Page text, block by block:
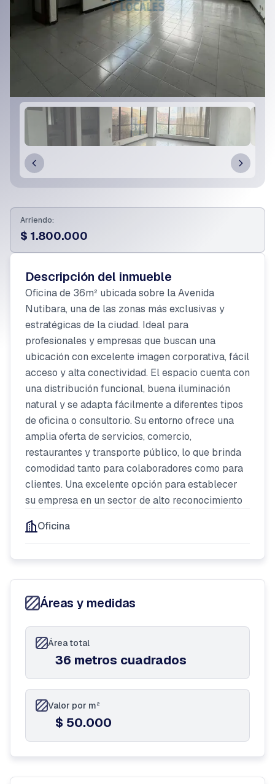
Arriendo:
$ 1.800.000
Descripción del inmueble
Oficina de 36m² ubicada sobre la Avenida
Nutibara, una de las zonas más exclusivas y
estratégicas de la ciudad. Ideal para
profesionales y empresas que buscan una
ubicación con excelente imagen corporativa, fácil
acceso y alta conectividad. El espacio cuenta con
una distribución funcional, buena iluminación
natural y se adapta fácilmente a diferentes tipos
de oficina o consultorio. Su entorno ofrece una
amplia oferta de servicios, comercio,
restaurantes y transporte público, lo que brinda
comodidad tanto para colaboradores como para
clientes. Una excelente opción para establecer
su empresa en un sector de alto reconocimiento
Oficina
Áreas y medidas
Área total
36 metros cuadrados
Valor por m²
$ 50.000